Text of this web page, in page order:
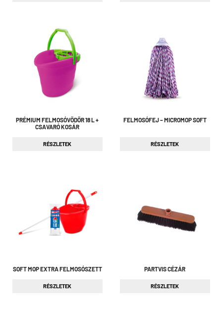
PRÉMIUM FELMOSÓVÖDÖR 18 L +
CSAVARÓ KOSÁR
RÉSZLETEK
FELMOSÓFEJ – MICROMOP SOFT
RÉSZLETEK
SOFT MOP EXTRA FELMOSÓSZETT
RÉSZLETEK
PARTVIS CÉZÁR
RÉSZLETEK